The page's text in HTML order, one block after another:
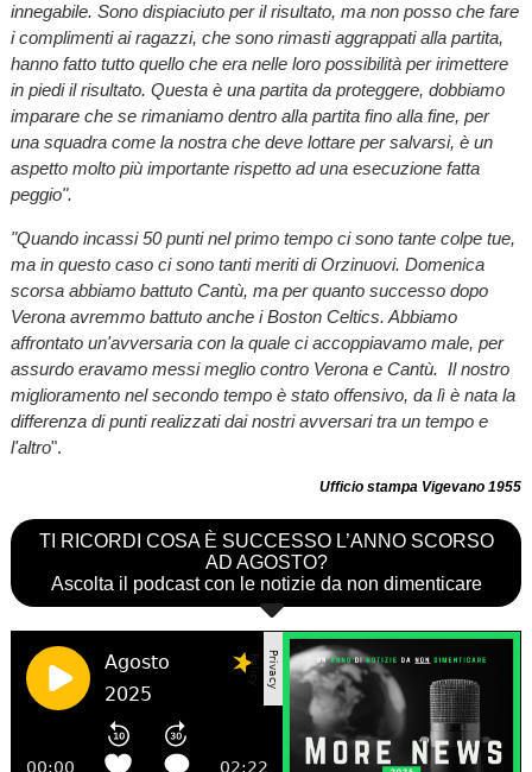
innegabile. Sono dispiaciuto per il risultato, ma non posso che fare
i complimenti ai ragazzi, che sono rimasti aggrappati alla partita,
hanno fatto tutto quello che era nelle loro possibilità per irimettere
in piedi il risultato. Questa è una partita da proteggere, dobbiamo
imparare che se rimaniamo dentro alla partita fino alla fine, per
una squadra come la nostra che deve lottare per salvarsi, è un
aspetto molto più importante rispetto ad una esecuzione fatta
peggio".
"Quando incassi 50 punti nel primo tempo ci sono tante colpe tue,
ma in questo caso ci sono tanti meriti di Orzinuovi. Domenica
scorsa abbiamo battuto Cantù, ma per quanto successo dopo
Verona avremmo battuto anche i Boston Celtics. Abbiamo
affrontato un'avversaria con la quale ci accoppiavamo male, per
assurdo eravamo messi meglio contro Verona e Cantù. Il nostro
miglioramento nel secondo tempo è stato offensivo, da lì è nata la
differenza di punti realizzati dai nostri avversari tra un tempo e
l'altro".
Ufficio stampa Vigevano 1955
TI RICORDI COSA È SUCCESSO L’ANNO SCORSO
AD AGOSTO?
Ascolta il podcast con le notizie da non dimenticare